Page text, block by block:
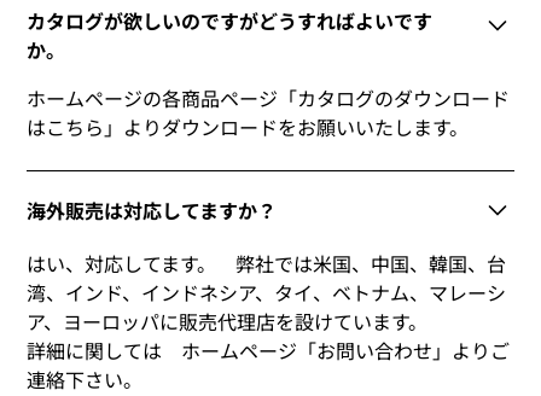
カタログが欲しいのですがどうすればよいです
か。
ホームページの各商品ページ「カタログのダウンロード
はこちら」よりダウンロードをお願いいたします。
海外販売は対応してますか？
はい、対応してます。 弊社では米国、中国、韓国、台
湾、インド、インドネシア、タイ、ベトナム、マレーシ
ア、ヨーロッパに販売代理店を設けています。
詳細に関しては ホームページ「お問い合わせ」よりご
連絡下さい。